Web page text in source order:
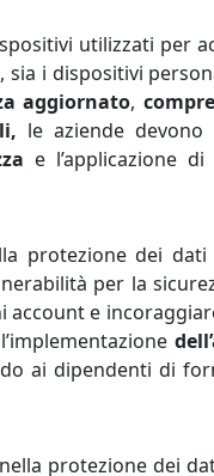
utilizzati per
sia i dispositivi
aggiornato,
le aziende
e l’applicazione
protezione dei
per la
e
ai dipendenti di
protezione dei